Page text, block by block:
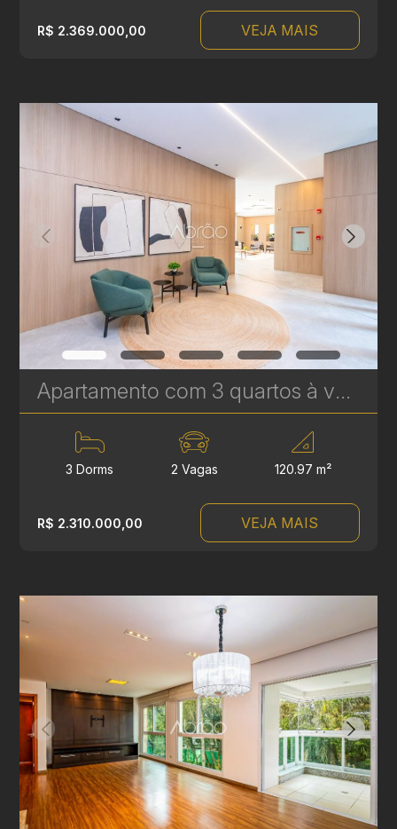
R$ 2.369.000,00 VEJA MAIS
Apartamento com 3 quartos à venda no Água Verde - 120,97 m² - Le Sense | Ref. 1777
3 Dorms 2 Vagas 120.97 m²
R$ 2.310.000,00 VEJA MAIS